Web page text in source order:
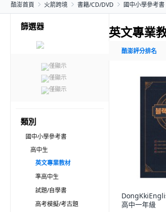
酷澎首頁 火箭跨境 書籍/CD/DVD 國中小學參考書
篩選器
僅顯示
僅顯示
僅顯示
類別
國中小學參考書
高中生
英文專業教材
準高中生
試題/自學書
高考模擬/考古題
英文專業
酷澎評分排名
高中一年級